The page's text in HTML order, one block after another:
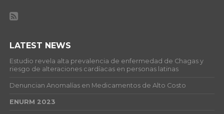
LATEST NEWS
Estudio revela alta prevalencia de enfermedad de Chagas y
riesgo de alteraciones cardíacas en personas latinas
Denuncian Anomalías en Medicamentos de Alto Costo
ENURM 2023